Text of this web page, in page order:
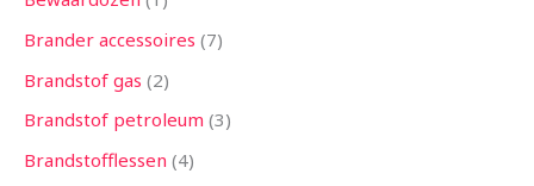
Brander accessoires 7
Brandstof gas 2
Brandstof petroleum 3
Brandstofflessen 4